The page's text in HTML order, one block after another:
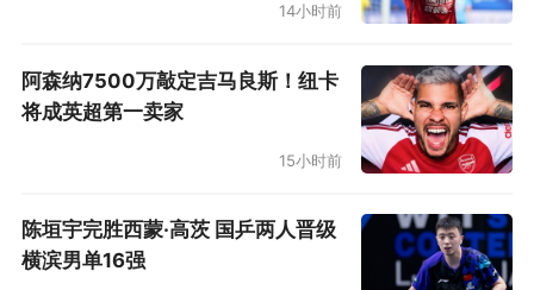
2012×6
2015×11
14小时前
阿森纳7500万敲定吉马良斯！纽卡
将成英超第一卖家
15小时前
陈垣宇完胜西蒙·高茨 国乒两人晋级
横滨男单16强